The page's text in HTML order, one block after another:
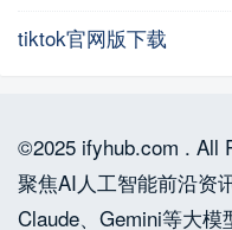
tiktok官网版下载
©2025 ifyhub.com . All
聚焦AI人工智能前沿资
Claude、Gemini等大